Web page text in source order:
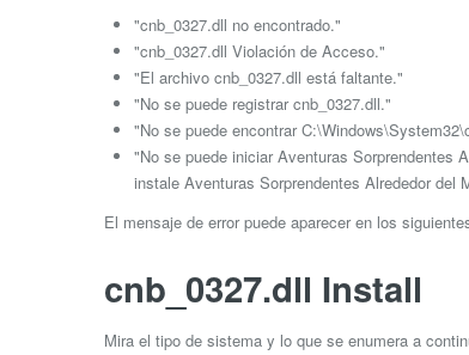
"cnb_0327.dll no encontrado."
"cnb_0327.dll Violación de Acceso."
"El archivo cnb_0327.dll está faltante."
"No se puede registrar cnb_0327.dll."
"No se puede encontrar
"No se puede iniciar Aventuras Sorprendentes
instale Aventuras Sorprendentes Alrededor del
El mensaje de error puede aparecer en los
cnb_0327.dll Install
Mira el tipo de sistema y lo que se enumera a